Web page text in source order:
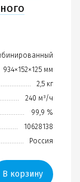
934×152×125 мм
2,5 кг
240 м³/ч
99,9 %
10628138
Россия
В корзину